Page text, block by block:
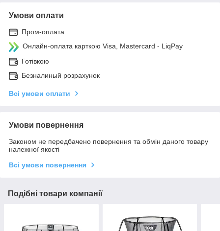
Умови оплати
Пром-оплата
Онлайн-оплата карткою Visa, Mastercard - LiqPay
Готівкою
Безналиный розрахунок
Всі умови оплати
Умови повернення
Законом не передбачено повернення та обмін даного товару
належної якості
Всі умови повернення
Подібні товари компанії